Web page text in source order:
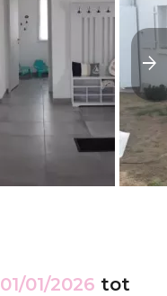
01/01/2026 tot